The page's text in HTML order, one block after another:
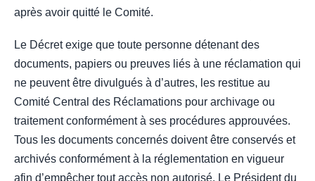
après avoir quitté le Comité.
Le Décret exige que toute personne détenant des
documents, papiers ou preuves liés à une réclamation qui
ne peuvent être divulgués à d’autres, les restitue au
Comité Central des Réclamations pour archivage ou
traitement conformément à ses procédures approuvées.
Tous les documents concernés doivent être conservés et
archivés conformément à la réglementation en vigueur
afin d’empêcher tout accès non autorisé. Le Président du